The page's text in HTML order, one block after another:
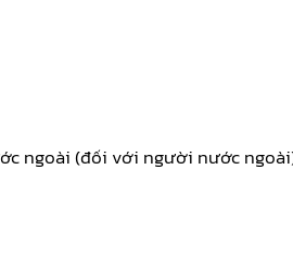
ngoài (đối với người nước